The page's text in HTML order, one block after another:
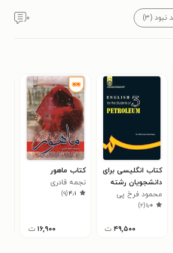
نبود (۳) ۰
کتاب انگلیسی برای
دانشجویان رشته
نفت
محمود فرخ پى
۱٫۰(۲)
۴۹,۵۰۰ ت
کتاب ماهور
نجمه قادری
۴٫۱(۹)
۱۶,۹۰۰ ت